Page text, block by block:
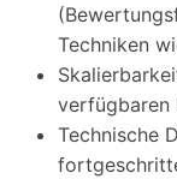
Techniken
verfügbaren
Technische